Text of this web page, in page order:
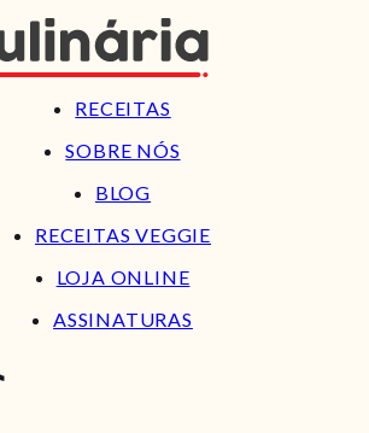
RECEITAS
SOBRE NÓS
BLOG
RECEITAS VEGGIE
LOJA ONLINE
ASSINATURAS